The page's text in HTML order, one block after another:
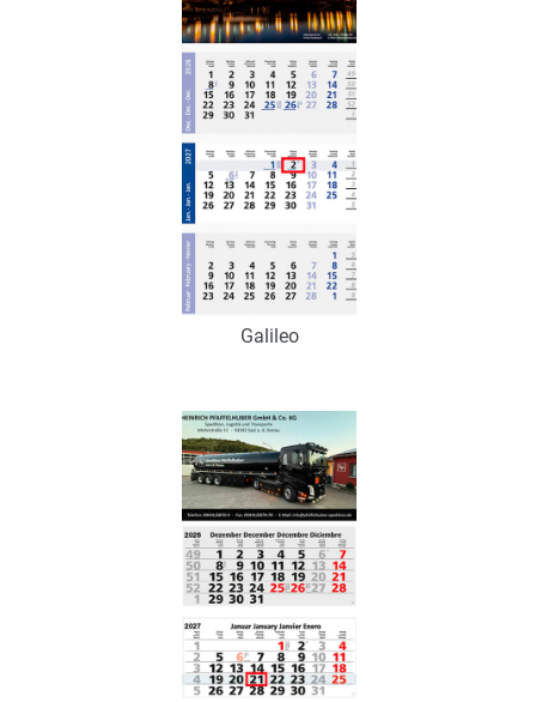
Zum Merkzettel hinzufügen
Galileo
Art.-Nr.: K53142
Verfügbar
Zum Merkzettel hinzufügen